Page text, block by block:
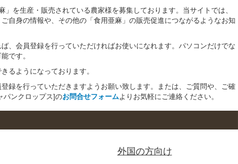
を生産・販売されている農家様を募集しております。当サイトでは、
自身の情報や、その他の「食用亜麻」の販売促進につながるようなお知
、会員登録を行っていただければお使いになれます。パソコンだけでな
です。
るようになっております。
録を行っていただきますようお願い致します。または、ご質問や、ご確
パンクロップス]のお問合せフォームよりお気軽にご連絡ください。
外国の方向け